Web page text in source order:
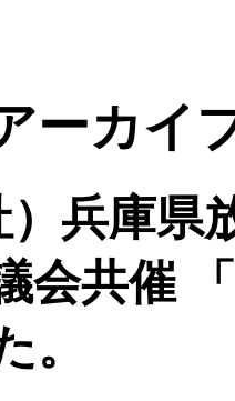
ーカイ
）兵庫県
会共催
。